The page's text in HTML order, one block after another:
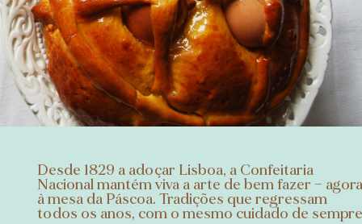
Desde 1829 a adoçar Lisboa, a Confeitaria
Nacional mantém viva a arte de bem fazer — agora
à mesa da Páscoa. Tradições que regressam
todos os anos, com o mesmo cuidado de